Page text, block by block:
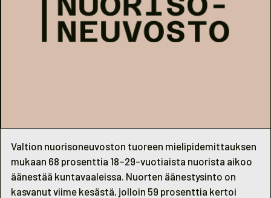
Valtion nuorisoneuvoston tuoreen mielipidemittauksen
mukaan 68 prosenttia 18–29-vuotiaista nuorista aikoo
äänestää kuntavaaleissa. Nuorten äänestysinto on
kasvanut viime kesästä, jolloin 59 prosenttia kertoi